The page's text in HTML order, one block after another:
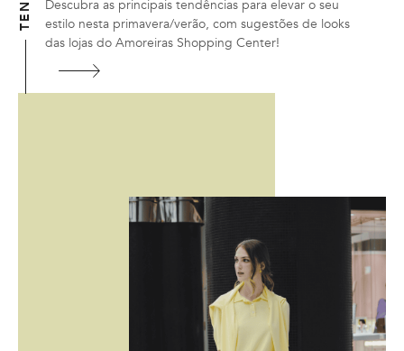
Descubra as principais tendências para elevar o seu
estilo nesta primavera/verão, com sugestões de looks
das lojas do Amoreiras Shopping Center!